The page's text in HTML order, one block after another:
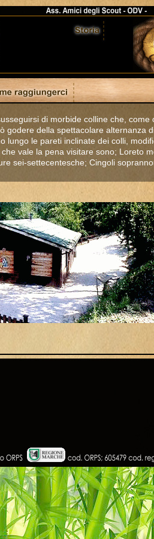
di morbide colline che, come
godere della spettacolare alternanza
lungo le pareti inclinate dei colli,
vale la pena visitare sono; Loreto
sei-settecentesche; Cingoli